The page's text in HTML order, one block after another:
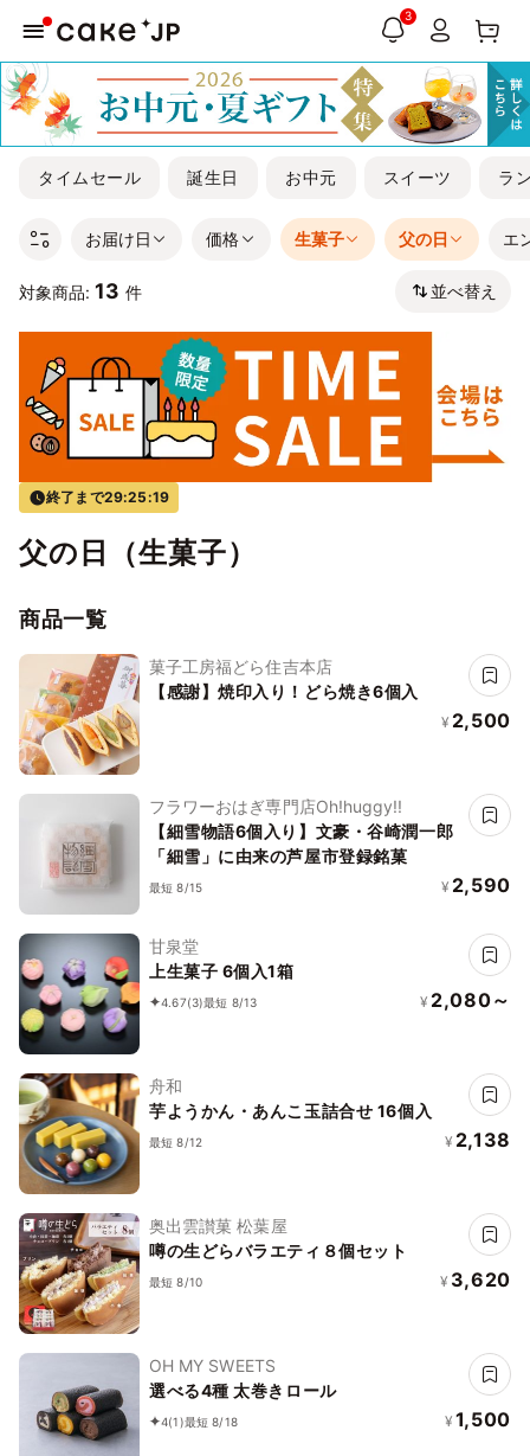
3
タイムセール 誕生日 お中元 スイーツ ラ
お届け日 価格 生菓子 父の日 エ
対象商品: 13 件 並べ替え
終了まで29:25:19
父の日（生菓子）
商品一覧
菓子工房福どら住吉本店
【感謝】焼印入り！どら焼き6個入
¥ 2,500
フラワーおはぎ専門店Oh!huggy!!
【細雪物語6個入り】文豪・谷崎潤一郎
「細雪」に由来の芦屋市登録銘菓
最短 8/15 ¥ 2,590
甘泉堂
上生菓子 6個入1箱
4.67(3)最短 8/13 ¥ 2,080～
舟和
芋ようかん・あんこ玉詰合せ 16個入
最短 8/12 ¥ 2,138
奥出雲讃菓 松葉屋
噂の生どらバラエティ８個セット
最短 8/10 ¥ 3,620
OH MY SWEETS
選べる4種 太巻きロール
4(1)最短 8/18 ¥ 1,500